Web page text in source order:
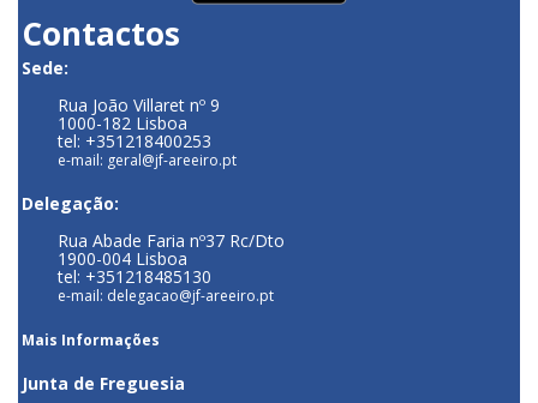
Contactos
Sede:
Rua João Villaret nº 9
1000-182 Lisboa
tel: +351218400253
e-mail: geral@jf-areeiro.pt
Delegação:
Rua Abade Faria nº37 Rc/Dto
1900-004 Lisboa
tel: +351218485130
e-mail: delegacao@jf-areeiro.pt
Mais Informações
Junta de Freguesia